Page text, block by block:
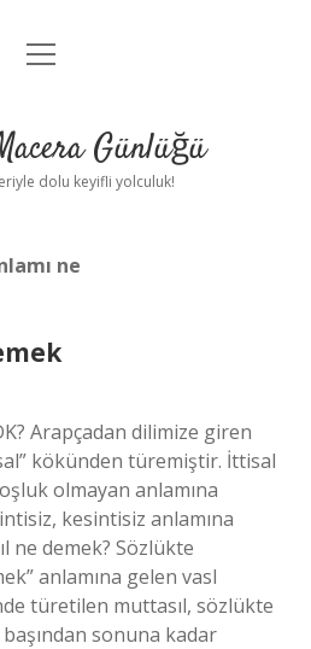
Anasayfa
Uyarı
menüyü
Günlüğü
dolu keyifli yolculuk!
ne
Arapçadan dilimize giren
kökünden türemiştir. İttisal
olmayan anlamına
kesintisiz anlamına
ne demek? Sözlükte
anlamına gelen vasl
türetilen muttasıl, sözlükte
sonuna kadar